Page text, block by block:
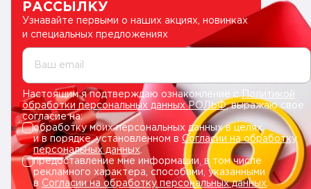
РАССЫЛКУ
Узнавайте первыми о наших акциях, новинках
и специальных предложениях
Ваш email
Настоящим я подтверждаю ознакомление сПолитикой
обработки персональных данных РОЛЬФ, выражаю свое
согласие на:
обработку моих персональных данных в целях
и в порядке, установленном в Согласии на обработку
персональных данных.
предоставление мне информации, в том числе
рекламного характера, способами, указанными
в Согласии на обработку персональных данных